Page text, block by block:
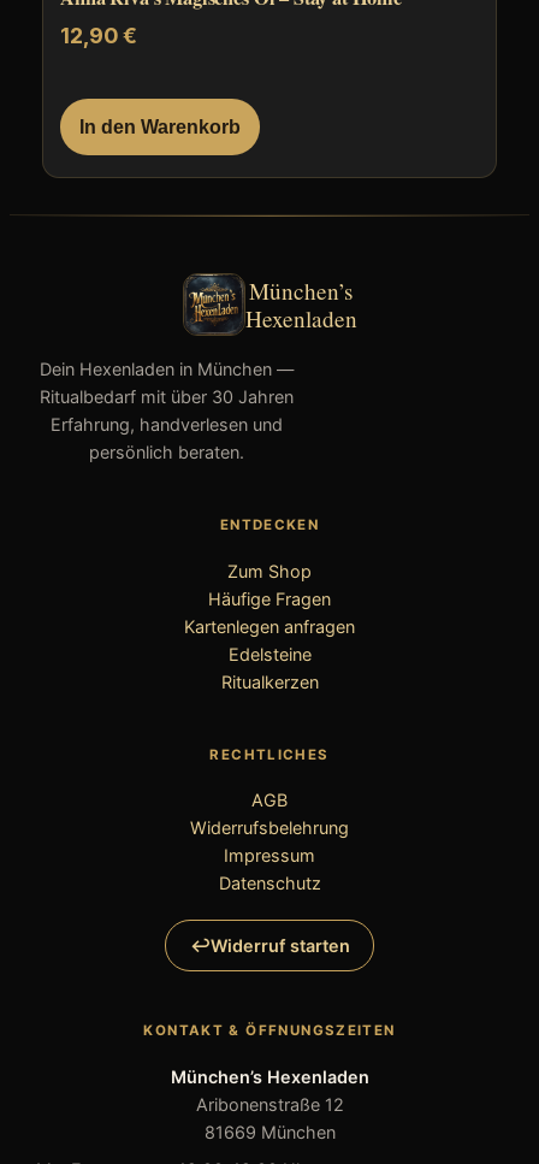
12,90€
In den Warenkorb
München’s
Hexenladen
Dein Hexenladen in München —
Ritualbedarf mit über 30 Jahren
Erfahrung, handverlesen und
persönlich beraten.
ENTDECKEN
Zum Shop
Häufige Fragen
Kartenlegen anfragen
Edelsteine
Ritualkerzen
RECHTLICHES
AGB
Widerrufsbelehrung
Impressum
Datenschutz
Widerruf starten
KONTAKT & ÖFFNUNGSZEITEN
München’s Hexenladen
Aribonenstraße 12
81669 München